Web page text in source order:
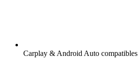
Carplay & Android Auto compatibles